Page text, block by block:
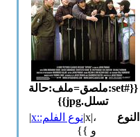
{{#set:ملصق=ملف:حالة
تسلل.jpg}}
النوع
،|x| نوع الفلم::x |
و }}